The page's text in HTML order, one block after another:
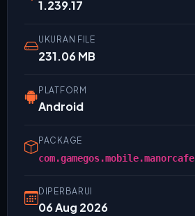
1.239.17
UKURAN FILE
231.06 MB
PLATFORM
Android
PACKAGE
com.gamegos.mobile.manorcafe
DIPERBARUI
06 Aug 2026